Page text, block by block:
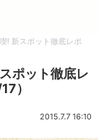
! 新スポット徹底レポ
ポット徹底レ
）
2015.7.7 16:10